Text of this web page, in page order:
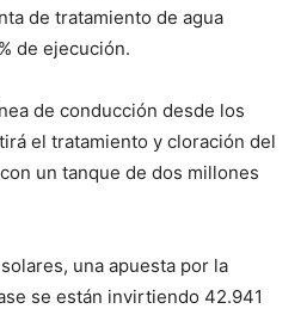
de tratamiento de agua
de ejecución.
de conducción desde los
el tratamiento y cloración del
un tanque de dos millones
una apuesta por la
se están invirtiendo 42.941